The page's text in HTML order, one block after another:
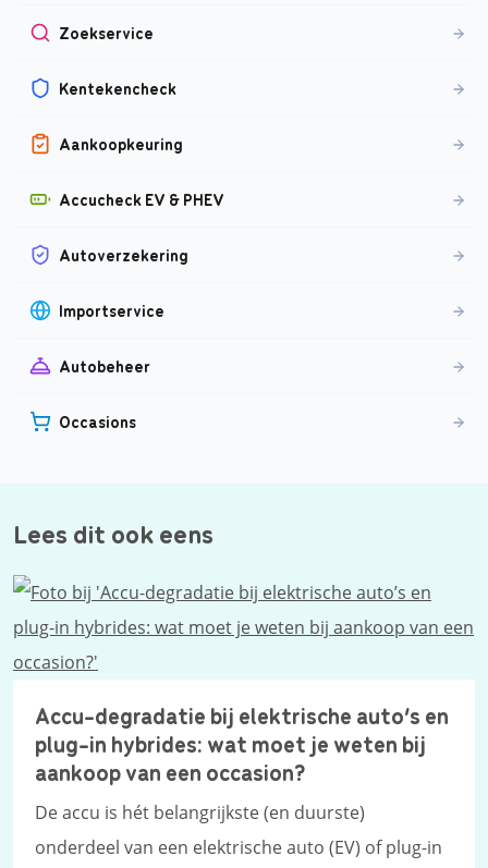
Zoekservice
Kentekencheck
Aankoopkeuring
Accucheck EV & PHEV
Autoverzekering
Importservice
Autobeheer
Occasions
Lees dit ook eens
Accu-degradatie bij elektrische auto’s en
plug-in hybrides: wat moet je weten bij
aankoop van een occasion?
De accu is hét belangrijkste (en duurste)
onderdeel van een elektrische auto (EV) of plug-in